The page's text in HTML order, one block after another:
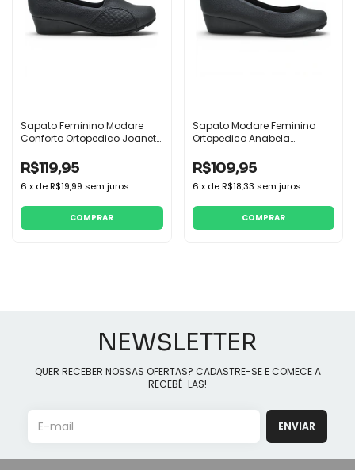
Sapato Feminino Modare
Conforto Ortopedico Joanete
R$119,95
6 x deR$19,99 sem juros
COMPRAR
Sapato Modare Feminino
Ortopedico Anabela
R$109,95
6 x deR$18,33 sem juros
COMPRAR
NEWSLETTER
QUER RECEBER NOSSAS OFERTAS? CADASTRE-SE E COMECE A
RECEBÊ-LAS!